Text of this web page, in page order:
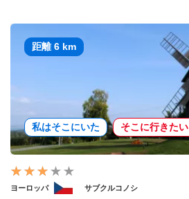
距離 6 km
私はそこにいた そこに行きたい
ヨーロッパ サブクルコノシ